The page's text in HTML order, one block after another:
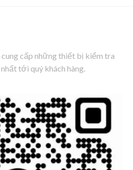
cấp những thiết bị kiểm tra
tới quý khách hàng.